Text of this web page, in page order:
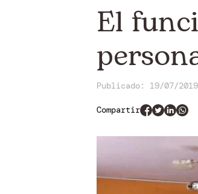
El
Publicado: 19/07/2019
Compartir